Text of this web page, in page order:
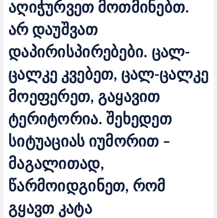
აღიჭურვეთ მოთმინებთ.
არ დაუშვათ
დაპირისპირებები. ცალ-
ცალკე კვებეთ, ცალ-ცალკე
მოეფერეთ, გაყავით
ტერიტორია. შეხედეთ
სიტუაციას იუმორით –
მაგალითად,
წარმოიდგინეთ, რომ
გყავთ კატა